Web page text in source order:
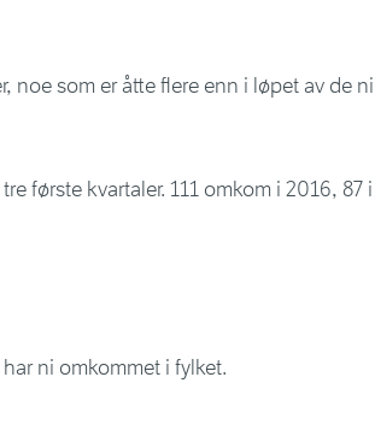
noe som er åtte flere enn i løpet av de ni
første kvartaler. 111 omkom i 2016, 87 i
ni omkommet i fylket.